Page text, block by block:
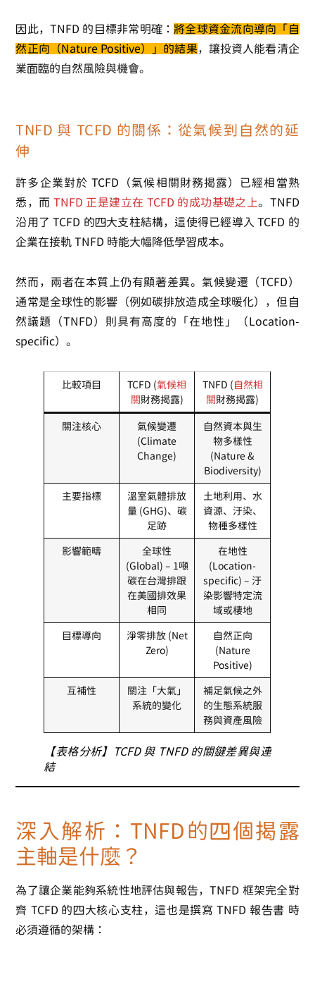
因此，TNFD 的目標非常明確：將全球資金流向導向「自
然正向（Nature Positive）」的結果，讓投資人能看清企
業面臨的自然風險與機會。
TNFD 與 TCFD 的關係：從氣候到自然的延
伸
許多企業對於TCFD （氣候相關財務揭露）已經相當熟
悉，而TNFD 正是建立在 TCFD 的成功基礎之上。TNFD
沿用了 TCFD 的四大支柱結構，這使得已經導入 TCFD 的
企業在接軌 TNFD 時能大幅降低學習成本。
然而，兩者在本質上仍有顯著差異。氣候變遷（TCFD）
通常是全球性的影響（例如碳排放造成全球暖化），但自
然議題（TNFD）則具有高度的「在地性」（Location-
specific）。
比較項目 TCFD (氣候相
關 財務揭露)
TNFD ( 自然相
關 財務揭露)
關注核心
氣候變遷
(Climate
Change)
自然資本與生
物多樣性
(Nature &
Biodiversity)
主要指標
溫室氣體排放
量 (GHG)、碳
足跡
土地利用、水
資源、汙染、
物種多樣性
影響範疇
全球性
(Global) – 1噸
碳在台灣排跟
在美國排效果
相同
在地性
(Location-
specific) – 汙
染影響特定流
域或棲地
目標導向
淨零排放 (Net
Zero)
自然正向
(Nature
Positive)
互補性
關注「大氣」
系統的變化
補足氣候之外
的生態系統服
務與資產風險
【表格分析】TCFD 與 TNFD 的關鍵差異與連
結
深入解析：TNFD的四個揭露
主軸是什麼？
為了讓企業能夠系統性地評估與報告，TNFD 框架完全對
齊 TCFD 的四大核心支柱，這也是撰寫TNFD 報告書 時
必須遵循的架構：